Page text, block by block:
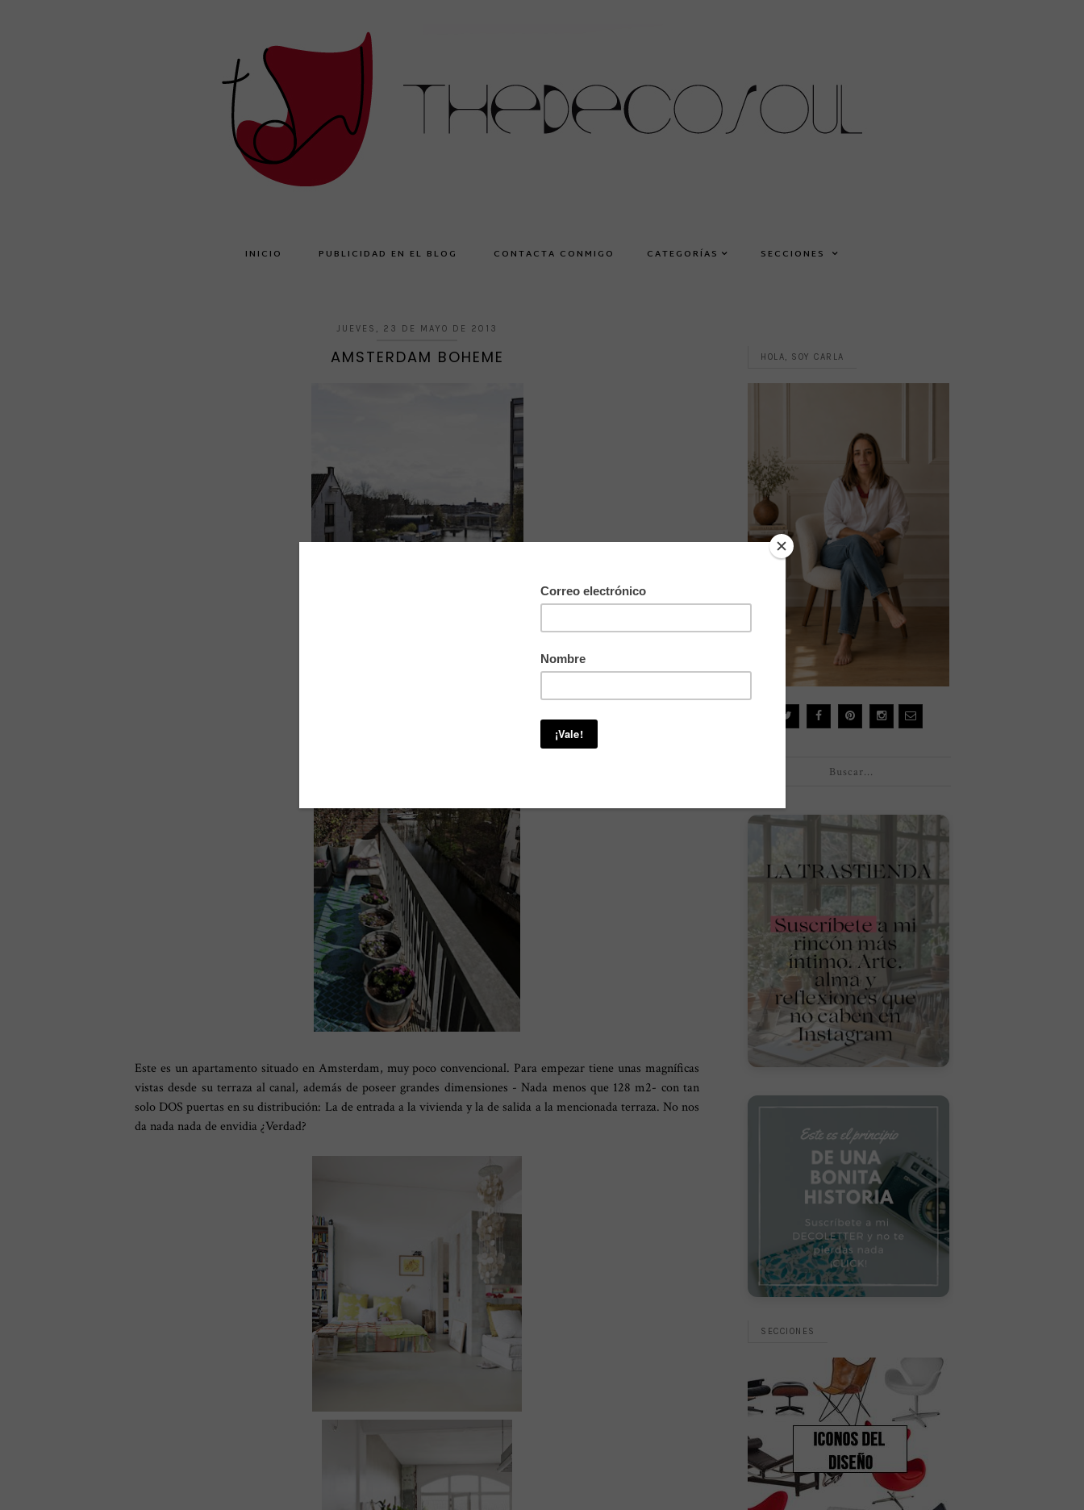
INICIO PUBLICIDAD EN EL BLOG CONTACTA CONMIGO CATEGORÍAS SECCIONES
JUEVES, 23 DE MAYO DE 2013
AMSTERDAM BOHEME
Este es un apartamento situado en Amsterdam, muy poco convencional. Para empezar tiene unas magníficas
vistas desde su terraza al canal, además de poseer grandes dimensiones - Nada menos que 128 m2- con tan
solo DOS puertas en su distribución: La de entrada a la vivienda y la de salida a la mencionada terraza. No nos
da nada nada de envidia ¿Verdad?
HOLA, SOY CARLA
SECCIONES